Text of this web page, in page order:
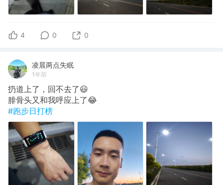
4 0 0
凌晨两点失眠
1年前
扔道上了，回不去了😃
腓骨头又和我呼应上了😂
#跑步日打榜